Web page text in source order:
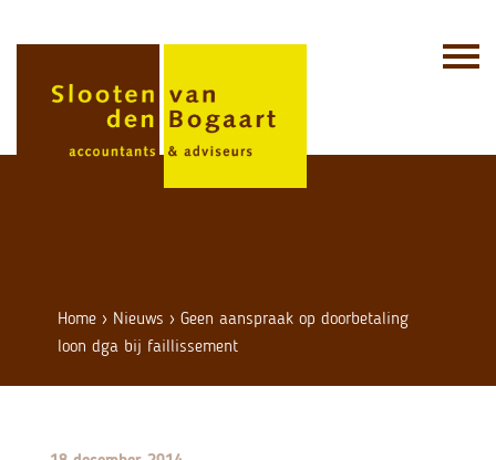
Home › Nieuws ›Geen aanspraak op doorbetaling
loon dga bij faillissement